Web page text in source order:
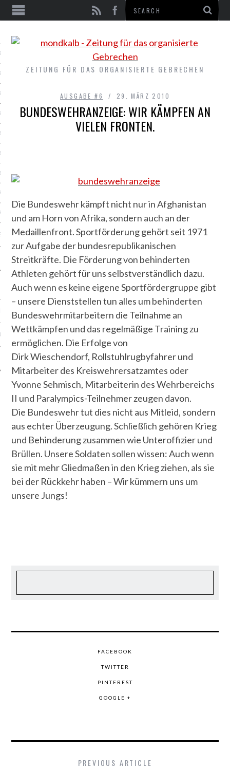
#9
#8
#7
#6
#5
#4
#3
#2
#1
ZEITUNG FÜR DAS ORGANISIERTE GEBRECHEN
AUSGABE #6 29. MÄRZ 2010
BUNDESWEHRANZEIGE: WIR KÄMPFEN AN
VIELEN FRONTEN.
Die Bundeswehr kämpft nicht nur in Afghanistan
und am Horn von Afrika, sondern auch an der
Medaillenfront. Sportförderung gehört seit 1971
zur Aufgabe der bundesrepublikanischen
Streitkräfte. Die Förderung von behinderten
Athleten gehört für uns selbstverständlich dazu.
Auch wenn es keine eigene Sportfördergruppe gibt
– unsere Dienststellen tun alles um behinderten
Bundeswehrmitarbeitern die Teilnahme an
Wettkämpfen und das regelmäßige Training zu
ermöglichen. Die Erfolge von
Dirk Wieschendorf, Rollstuhlrugbyfahrer und
Mitarbeiter des Kreiswehrersatzamtes oder
Yvonne Sehmisch, Mitarbeiterin des Wehrbereichs
II und Paralympics-Teilnehmer zeugen davon.
Die Bundeswehr tut dies nicht aus Mitleid, sondern
aus echter Überzeugung. Schließlich gehören Krieg
und Behinderung zusammen wie Unteroffizier und
Brüllen. Unsere Soldaten sollen wissen: Auch wenn
sie mit mehr Gliedmaßen in den Krieg ziehen, als sie
bei der Rückkehr haben – Wir kümmern uns um
unsere Jungs!
FACEBOOK
TWITTER
PINTEREST
GOOGLE +
PREVIOUS ARTICLE